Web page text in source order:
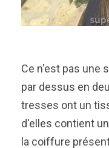
Ce n'est pas une
par dessus en
tresses ont un
d'elles contient
la coiffure